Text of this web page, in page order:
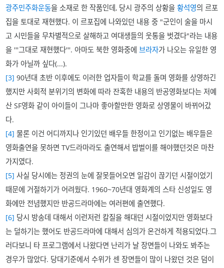
광주민주화운동을 소재로 한 작품인데, 당시 광주의 상황을황석영의 르포
집을 토대로 재현했다. 이 르포집에 나와있던 내용 중 "군인이 술을 마시
고 시민들을 무차별적으로 살해하고 여대생들의 웃통을 벗겼다"라는 내용
을 '''그대로 재현했다'''. 아마도 북한 영화중에브라자가 나오는 유일한 영
화가 아닐까 싶다(...).
[3] 90년대 초반 이후에도 이러한 업자들이 학교를 돌며 영화를 상영하긴
했지만 사회적 분위기의 변화에 따라 잔혹한 내용의 반공영화보다는 저예
산 SF영화 같이 아이들이 그나마 좋아할만한 영화로 상영물이 바뀌어갔
다.
[4] 물론 이건 어디까지나 인기있던 배우들 한정이고 인기없는 배우들은
영화출연을 못하면 TV드라마라도 출연해서 밥벌이를 해야했던것은 마찬
가지였다.
[5] 사실 당시에는 정권의 눈에 잘못들어오면 일감이 끊기던 시절이었기
때문에 거절하기가 어려웠다. 1960~70년대 영화계의 스타 신성일도 영
화에만 전념했지만 반공드라마에는 여러편에 출연했다.
[6] 당시 방송데 대해서 이런저런 칼질을 해대던 시절이었지만 영화보다
는 덜하기는 했어도 반공드라마에 대해서 심의가 온건하게 적용되었다.그
러다보니 타 프로그램에서 나왔다면 난리가 날 장면들이 나와도 봐주는
경우가 많았다. 당대기준에서 수위가 센 장면들이 많이 나왔던 것은 덤이